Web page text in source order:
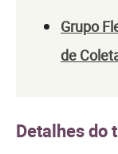
Grupo
de
Detalhes do